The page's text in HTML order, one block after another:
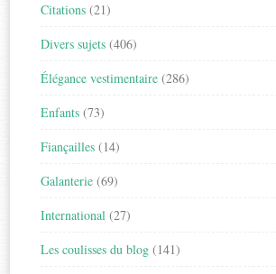
Citations (21)
Divers sujets (406)
Élégance vestimentaire (286)
Enfants (73)
Fiançailles (14)
Galanterie (69)
International (27)
Les coulisses du blog (141)